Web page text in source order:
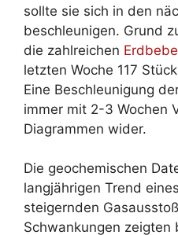
sollte sie sich in den
beschleunigen. Grund
die zahlreichen
letzten Woche 117
Eine Beschleunigung
immer mit 2-3 Wochen
Diagrammen wider.
Die geochemischen
langjährigen Trend
steigernden
Schwankungen zeigten